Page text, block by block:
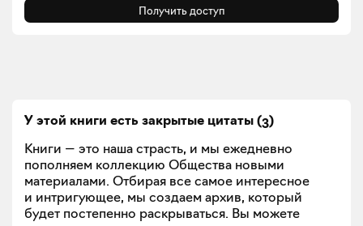
Получить доступ
У этой книги есть закрытые цитаты (3)
Книги — это наша страсть, и мы ежедневно
пополняем коллекцию Общества новыми
материалами. Отбирая все самое интересное
и интригующее, мы создаем архив, который
будет постепенно раскрываться. Вы можете